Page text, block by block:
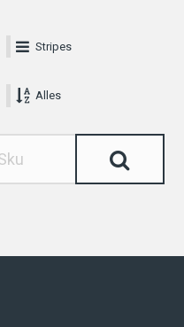
Stripes
Alles